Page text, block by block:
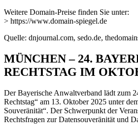
Weitere Domain-Preise finden Sie unter:
> https://www.domain-spiegel.de
Quelle: dnjournal.com, sedo.de,
MÜNCHEN – 24.
RECHTSTAG IM
Der Bayerische Anwaltverband lädt zum
Rechtstag“ am 13. Oktober 2025 unter
Souveränität“. Der Schwerpunkt der
Rechtsfragen zur Datensouveränität und